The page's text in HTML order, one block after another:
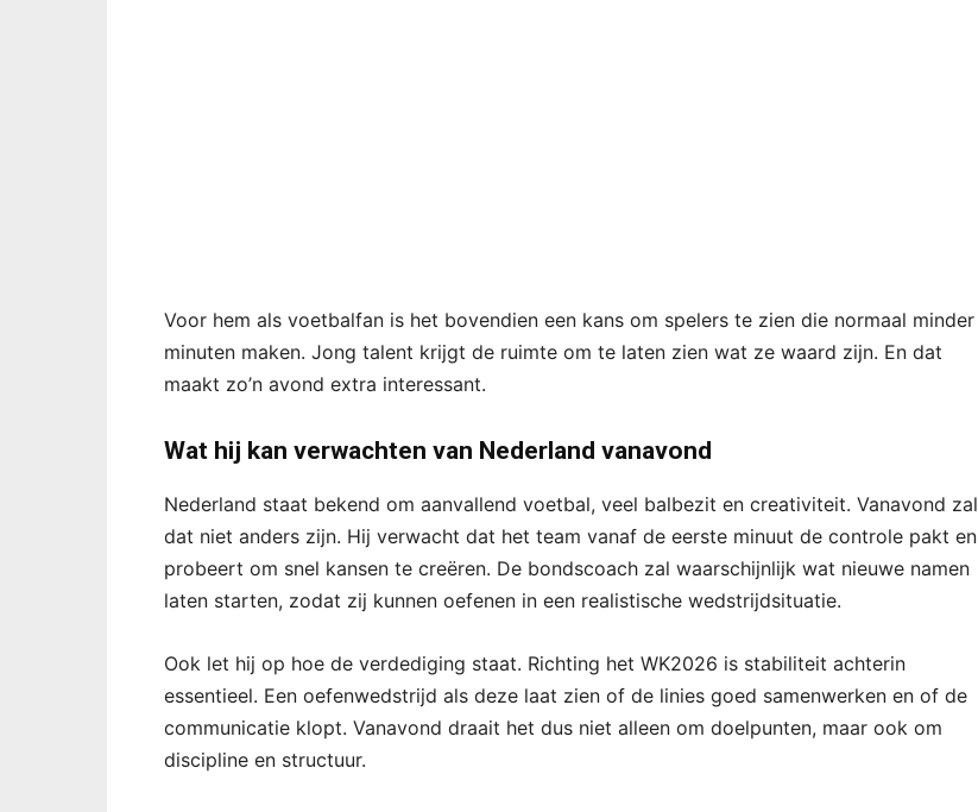
Voor hem als voetbalfan is het bovendien een kans om spelers te zien die normaal minder
minuten maken. Jong talent krijgt de ruimte om te laten zien wat ze waard zijn. En dat
maakt zo’n avond extra interessant.
Wat hij kan verwachten van Nederland vanavond
Nederland staat bekend om aanvallend voetbal, veel balbezit en creativiteit. Vanavond zal
dat niet anders zijn. Hij verwacht dat het team vanaf de eerste minuut de controle pakt en
probeert om snel kansen te creëren. De bondscoach zal waarschijnlijk wat nieuwe namen
laten starten, zodat zij kunnen oefenen in een realistische wedstrijdsituatie.
Ook let hij op hoe de verdediging staat. Richting het WK2026 is stabiliteit achterin
essentieel. Een oefenwedstrijd als deze laat zien of de linies goed samenwerken en of de
communicatie klopt. Vanavond draait het dus niet alleen om doelpunten, maar ook om
discipline en structuur.